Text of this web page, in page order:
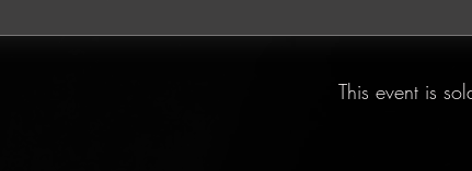
This event is